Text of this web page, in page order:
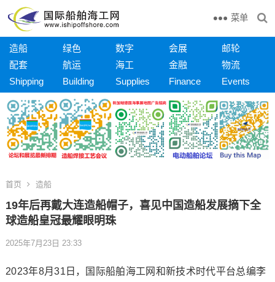
菜单
造船 绿色 数字 会展
邮轮
配套
航运 海工 金融
物流
Shipping
Building Supplies Finance Events
首页 造船
19年后再戴大连造船帽子，喜见中国造船发展摘下全
球造船皇冠最耀眼明珠
2025年7月23日 23:33
2023年8月31日，国际船舶海工网和新技术时代平台总编李